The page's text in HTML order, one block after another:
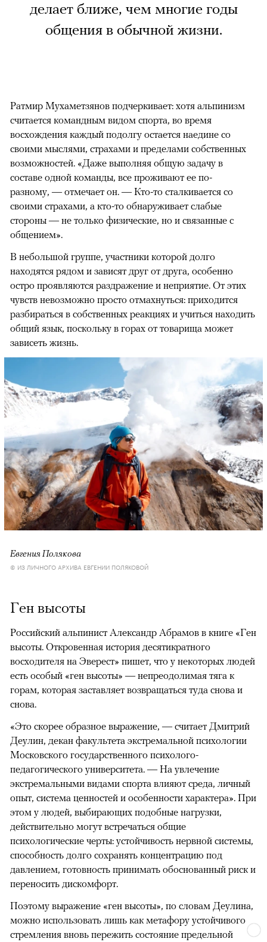
делает ближе, чем многие годы
общения в обычной жизни.
Ратмир Мухаметзянов подчеркивает: хотя альпинизм
считается командным видом спорта, во время
восхождения каждый подолгу остается наедине со
своими мыслями, страхами и пределами собственных
возможностей. «Даже выполняя общую задачу в
составе одной команды, все проживают ее по-
разному, — отмечает он. — Кто-то сталкивается со
своими страхами, а кто-то обнаруживает слабые
стороны — не только физические, но и связанные с
общением».
В небольшой группе, участники которой долго
находятся рядом и зависят друг от друга, особенно
остро проявляются раздражение и неприятие. От этих
чувств невозможно просто отмахнуться: приходится
разбираться в собственных реакциях и учиться находить
общий язык, поскольку в горах от товарища может
зависеть жизнь.
Евгения Полякова
© ИЗ ЛИЧНОГО АРХИВА ЕВГЕНИИ ПОЛЯКОВОЙ
Ген высоты
Российский альпинист Александр Абрамов в книге «Ген
высоты. Откровенная история десятикратного
восходителя на Эверест» пишет, что у некоторых людей
есть особый «ген высоты» — непреодолимая тяга к
горам, которая заставляет возвращаться туда снова и
снова.
«Это скорее образное выражение, — считает Дмитрий
Деулин, декан факультета экстремальной психологии
Московского государственного психолого-
педагогического университета. — На увлечение
экстремальными видами спорта влияют среда, личный
опыт, система ценностей и особенности характера». При
этом у людей, выбирающих подобные нагрузки,
действительно могут встречаться общие
психологические черты: устойчивость нервной системы,
способность долго сохранять концентрацию под
давлением, готовность принимать обоснованный риск и
переносить дискомфорт.
Поэтому выражение «ген высоты», по словам Деулина,
можно использовать лишь как метафору устойчивого
стремления вновь пережить состояние предельной